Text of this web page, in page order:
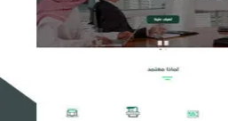
معتمد للتدريب
التفاصيل